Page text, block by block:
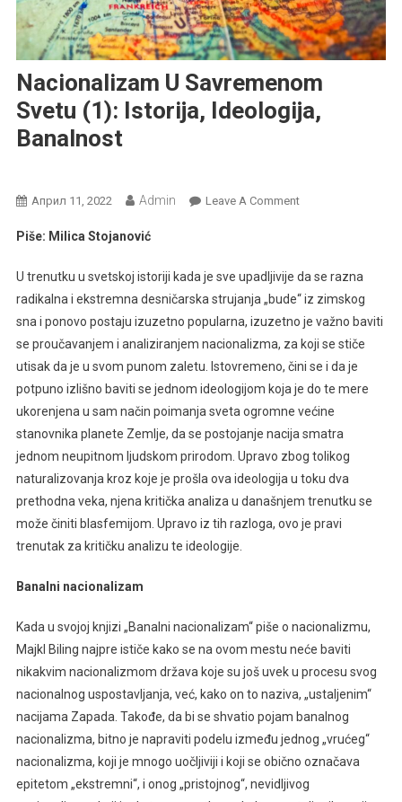
Nacionalizam U Savremenom
Svetu (1): Istorija, Ideologija,
Banalnost
Април 11, 2022 Admin Leave A CommentOn
Svetu
(1):
Istorija,
Ideologija,
Banalnost
Piše: Milica Stojanović
U trenutku u svetskoj istoriji kada je sve upadljivije da se razna
radikalna i ekstremna desničarska strujanja „bude“ iz zimskog
sna i ponovo postaju izuzetno popularna, izuzetno je važno baviti
se proučavanjem i analiziranjem nacionalizma, za koji se stiče
utisak da je u svom punom zaletu. Istovremeno, čini se i da je
potpuno izlišno baviti se jednom ideologijom koja je do te mere
ukorenjena u sam način poimanja sveta ogromne većine
stanovnika planete Zemlje, da se postojanje nacija smatra
jednom neupitnom ljudskom prirodom. Upravo zbog tolikog
naturalizovanja kroz koje je prošla ova ideologija u toku dva
prethodna veka, njena kritička analiza u današnjem trenutku se
može činiti blasfemijom. Upravo iz tih razloga, ovo je pravi
trenutak za kritičku analizu te ideologije.
Banalni nacionalizam
Kada u svojoj knjizi „Banalni nacionalizam“ piše o nacionalizmu,
Majkl Biling najpre ističe kako se na ovom mestu neće baviti
nikakvim nacionalizmom država koje su još uvek u procesu svog
nacionalnog uspostavljanja, već, kako on to naziva, „ustaljenim“
nacijama Zapada. Takođe, da bi se shvatio pojam banalnog
nacionalizma, bitno je napraviti podelu između jednog „vrućeg“
nacionalizma, koji je mnogo uočljiviji i koji se obično označava
epitetom „ekstremni“, i onog „pristojnog“, nevidljivog